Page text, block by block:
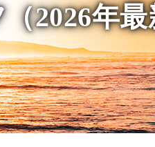
2026年